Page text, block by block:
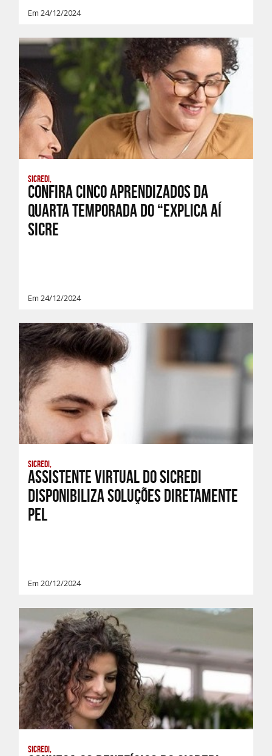
Em 24/12/2024
Sicredi,
Confira cinco aprendizados da
quarta temporada do “Explica Aí
Sicre
Em 24/12/2024
Sicredi,
Assistente virtual do Sicredi
disponibiliza soluções diretamente
pel
Em 20/12/2024
Sicredi,